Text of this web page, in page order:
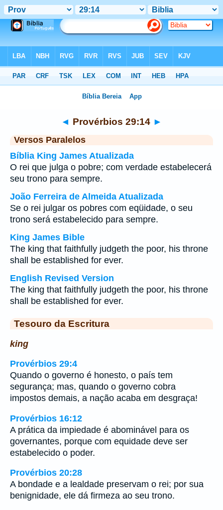
◄ Provérbios 29:14 ►
Versos Paralelos
Bíblia King James Atualizada
O rei que julga o pobre; com verdade estabelecerá
seu trono para sempre.
João Ferreira de Almeida Atualizada
Se o rei julgar os pobres com eqüidade, o seu
trono será estabelecido para sempre.
King James Bible
The king that faithfully judgeth the poor, his throne
shall be established for ever.
English Revised Version
The king that faithfully judgeth the poor, his throne
shall be established for ever.
Tesouro da Escritura
king
Provérbios 29:4
Quando o governo é honesto, o país tem
segurança; mas, quando o governo cobra
impostos demais, a nação acaba em desgraça!
Provérbios 16:12
A prática da impiedade é abominável para os
governantes, porque com equidade deve ser
estabelecido o poder.
Provérbios 20:28
A bondade e a lealdade preservam o rei; por sua
benignidade, ele dá firmeza ao seu trono.